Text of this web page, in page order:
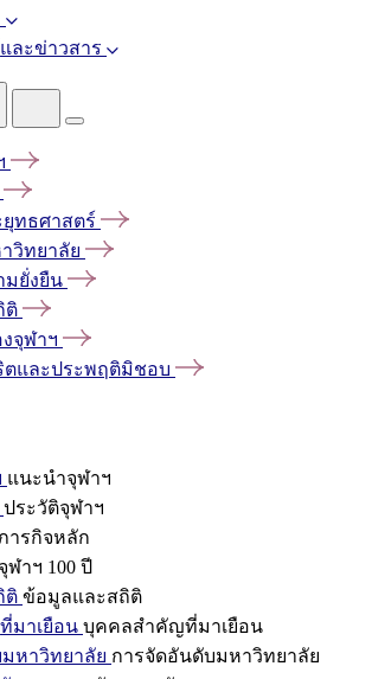
ละข่าวสาร
ทธศาสตร์
วิทยาลัย
มยั่งยืน
ติ
จุฬาฯ
ตและประพฤติมิชอบ
แนะนำจุฬาฯ
ประวัติจุฬาฯ
ารกิจหลัก
จุฬาฯ 100 ปี
ติ ข้อมูลและสถิติ
มาเยือน บุคคลสำคัญที่มาเยือน
หาวิทยาลัย การจัดอันดับมหาวิทยาลัย